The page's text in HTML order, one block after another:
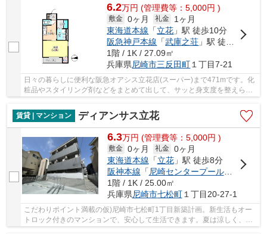
6.2万円 (管理費等：5,000円 )
敷金 0ヶ月 礼金
1ヶ月
東海道本線 「立花 」駅 徒歩10分
阪急神戸本線 「武庫之荘 」駅 徒歩29分
1階 / 1K / 27.09㎡
兵庫県尼崎市三反田町 １丁目7-21
日々の暮らしに便利な阪急オアシス立花店(スーパー)まで471mです。化
粧品やスタイリング剤などをまとめて出して、サッと身支度を整えられ
る独立洗面台があります。こちらの物件はアパ...
賃貸 | マンション
ディアンサス立花
6.3万円 (管理費等：5,000円 )
敷金 0ヶ月 礼金 0ヶ月
東海道本線 「立花」駅 徒歩8分
阪神本線 「 尼崎センタープール前
」駅 徒
1階 / 1K / 25.00㎡
兵庫県尼崎市七松町１丁目20-27-1
こだわりポイント満載の仮)尼崎市七松町1丁目新築計画。新生活もオー
トロック付きのマンションで、安心して生活できます。夏は涼しく、冬
には暖かく、エアコン付き物件ですので快適に...